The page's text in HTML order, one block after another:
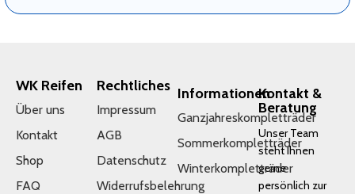
WK Reifen
Über uns
Kontakt
Shop
FAQ
Rechtliches
Impressum
AGB
Datenschutz
Widerrufsbelehrung
Informationen
Ganzjahreskompletträder
Sommerkompletträder
Winterkompletträder
Kontakt &
Beratung
Unser Team
steht Ihnen
gerne
persönlich zur